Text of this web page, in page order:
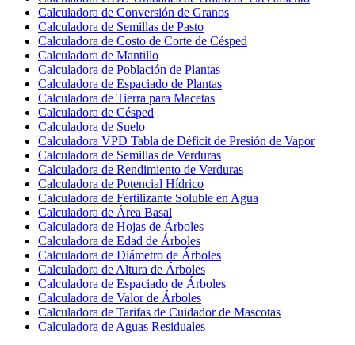
Calculadora de Conversión de Granos
Calculadora de Semillas de Pasto
Calculadora de Costo de Corte de Césped
Calculadora de Mantillo
Calculadora de Población de Plantas
Calculadora de Espaciado de Plantas
Calculadora de Tierra para Macetas
Calculadora de Césped
Calculadora de Suelo
Calculadora VPD Tabla de Déficit de Presión de Vapor
Calculadora de Semillas de Verduras
Calculadora de Rendimiento de Verduras
Calculadora de Potencial Hídrico
Calculadora de Fertilizante Soluble en Agua
Calculadora de Área Basal
Calculadora de Hojas de Árboles
Calculadora de Edad de Árboles
Calculadora de Diámetro de Árboles
Calculadora de Altura de Árboles
Calculadora de Espaciado de Árboles
Calculadora de Valor de Árboles
Calculadora de Tarifas de Cuidador de Mascotas
Calculadora de Aguas Residuales